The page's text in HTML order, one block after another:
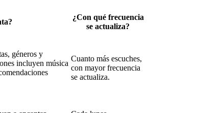
¿Con qué frecuencia
se actualiza?
géneros y
incluyen música
Cuanto más escuches,
con mayor frecuencia
se actualiza.